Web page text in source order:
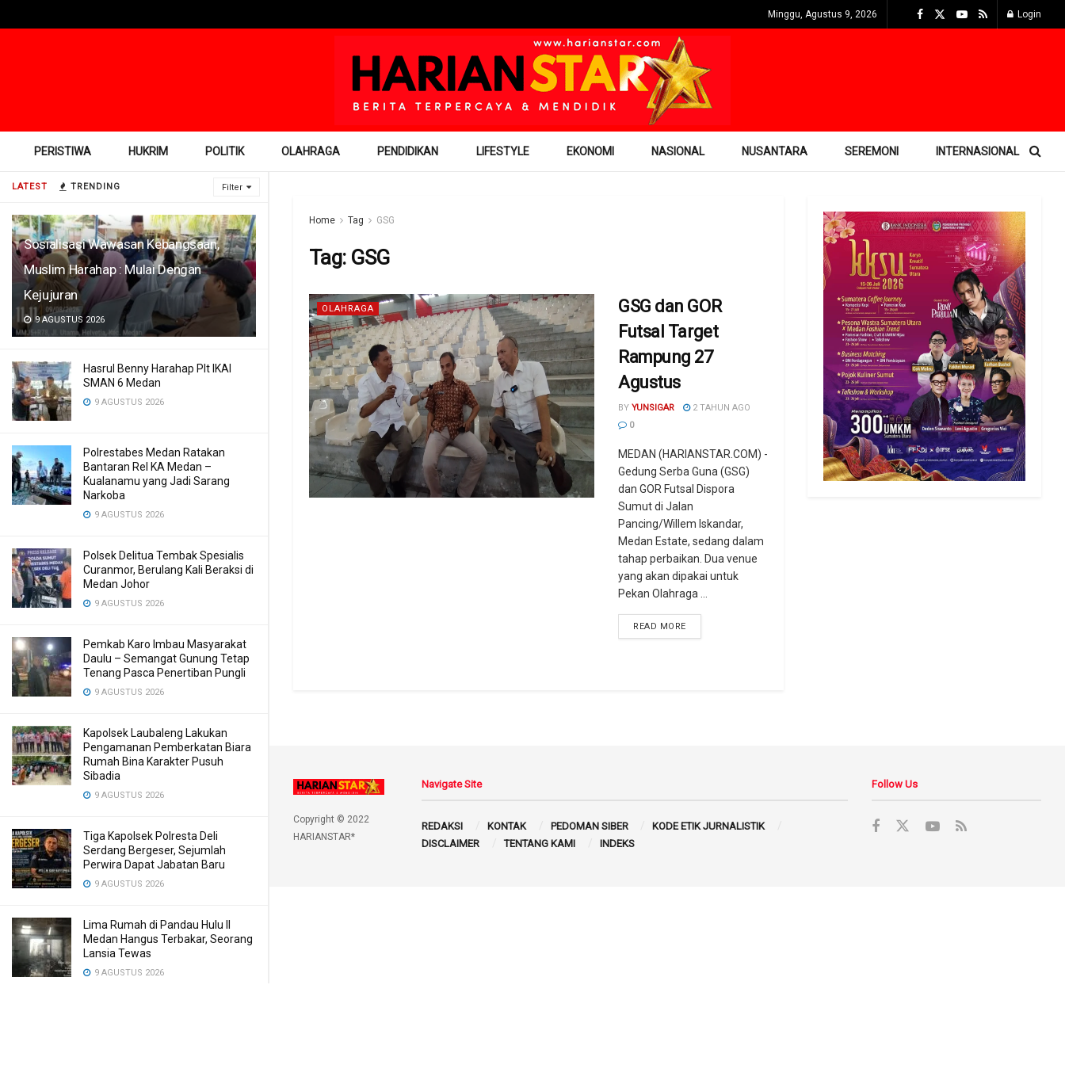
LATEST TRENDING Filter
Sosialisasi Wawasan Kebangsaan,
Muslim Harahap : Mulai Dengan
Kejujuran
9 AGUSTUS 2026
Hasrul Benny Harahap Plt IKAl
SMAN 6 Medan
9 AGUSTUS 2026
Polrestabes Medan Ratakan
Bantaran Rel KA Medan –
Kualanamu yang Jadi Sarang
Narkoba
9 AGUSTUS 2026
Polsek Delitua Tembak Spesialis
Curanmor, Berulang Kali Beraksi di
Medan Johor
9 AGUSTUS 2026
Pemkab Karo Imbau Masyarakat
Daulu – Semangat Gunung Tetap
Tenang Pasca Penertiban Pungli
9 AGUSTUS 2026
Kapolsek Laubaleng Lakukan
Pengamanan Pemberkatan Biara
Rumah Bina Karakter Pusuh
Sibadia
9 AGUSTUS 2026
Tiga Kapolsek Polresta Deli
Serdang Bergeser, Sejumlah
Perwira Dapat Jabatan Baru
9 AGUSTUS 2026
Lima Rumah di Pandau Hulu II
Medan Hangus Terbakar, Seorang
Lansia Tewas
9 AGUSTUS 2026
Minggu, Agustus 9, 2026 Login
PERISTIWA HUKRIM POLITIK OLAHRAGA PENDIDIKAN LIFESTYLE EKONOMI NASIONAL NUSANTARA SEREMONI INTERNASIONAL
Home Tag GSG
Tag: GSG
OLAHRAGA
GSG dan GOR
Futsal Target
Rampung 27
Agustus
BY YUNSIGAR
2 TAHUN AGO
0
MEDAN (HARIANSTAR.COM) -
Gedung Serba Guna (GSG)
dan GOR Futsal Dispora
Sumut di Jalan
Pancing/Willem Iskandar,
Medan Estate, sedang dalam
tahap perbaikan. Dua venue
yang akan dipakai untuk
Pekan Olahraga ...
READ MORE
Copyright © 2022
HARIANSTAR*
Navigate Site
REDAKSI KONTAK PEDOMAN SIBER
KODE ETIK JURNALISTIK
DISCLAIMER
TENTANG KAMI INDEKS
Follow Us